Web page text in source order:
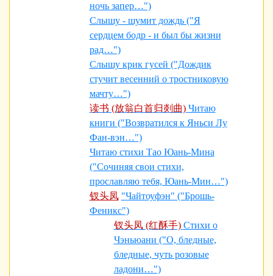
ночь запер…")
Слышу - шумит дождь ("Я
сердцем бодр - и был бы жизни
рад…")
Слышу крик гусей ("Дождик
стучит весенний о тростниковую
мачту…")
读书 (放翁白首归剡曲) Читаю
книги ("Возвратился к Яньси Лу
Фан-вэн…")
Читаю стихи Тао Юань-Мина
("Сочиняя свои стихи,
прославляю тебя, Юань-Мин…")
钗头凤 "Чайтоуфэн" ("Брошь-
Феникс")
钗头凤 (红酥手) Стихи о
Чэньюани ("О, бледные,
бледные, чуть розовые
ладони…")